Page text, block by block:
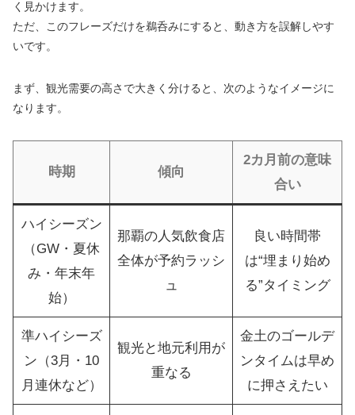
く見かけます。
ただ、このフレーズだけを鵜呑みにすると、動き方を誤解しやす
いです。
まず、観光需要の高さで大きく分けると、次のようなイメージに
なります。
時期 傾向
2カ月前の意味
合い
ハイシーズン
（GW・夏休
み・年末年
始）
那覇の人気飲食店
全体が予約ラッシ
ュ
良い時間帯
は“埋まり始め
る”タイミング
準ハイシーズ
ン（3月・10
月連休など）
観光と地元利用が
重なる
金土のゴールデ
ンタイムは早め
に押さえたい